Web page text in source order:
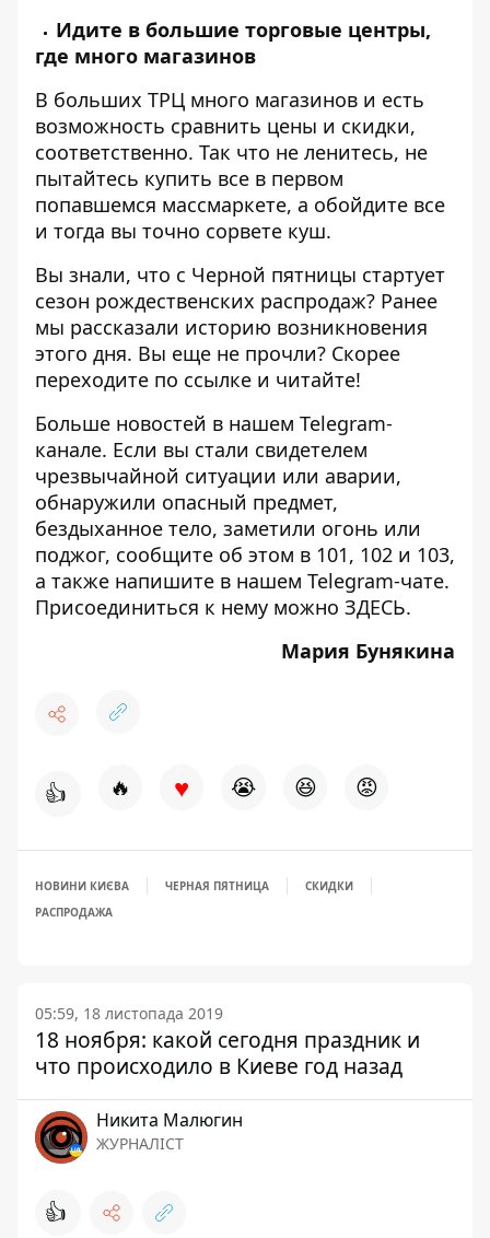
Идите в большие торговые центры,
где много магазинов
В больших ТРЦ много магазинов и есть
возможность сравнить цены и скидки,
соответственно. Так что не ленитесь, не
пытайтесь купить все в первом
попавшемся массмаркете, а обойдите все
и тогда вы точно сорвете куш.
Вы знали, что с Черной пятницы стартует
сезон рождественских распродаж? Ранее
мы рассказали историю возникновения
этого дня. Вы еще не прочли? Скорее
переходите по ссылке и читайте!
Больше новостей в нашем Telegram-
канале. Если вы стали свидетелем
чрезвычайной ситуации или аварии,
обнаружили опасный предмет,
бездыханное тело, заметили огонь или
поджог, сообщите об этом в 101, 102 и 103,
а также напишите в нашем Telegram-чате.
Присоединиться к нему можно ЗДЕСЬ.
Мария Бунякина
👍 🔥 ♥ 😭 😆 😡
НОВИНИ КИЄВА ЧЕРНАЯ ПЯТНИЦА
СКИДКИ
РАСПРОДАЖА
05:59, 18 листопада 2019
18 ноября: какой сегодня праздник и
что происходило в Киеве год назад
Никита Малюгин
ЖУРНАЛІСТ
👍